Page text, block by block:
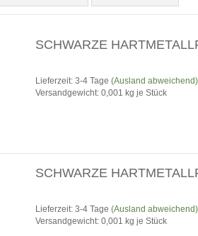
SCHWARZE
Lieferzeit: 3-4 Tage (Ausland abweichend)
Versandgewicht: 0,001 kg je Stück
SCHWARZE
Lieferzeit: 3-4 Tage (Ausland abweichend)
Versandgewicht: 0,001 kg je Stück